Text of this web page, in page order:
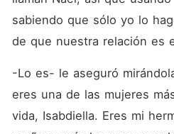
sabiendo que sólo yo lo
de que nuestra relación es
-Lo es- le aseguró
eres una de las mujeres
vida, Isabdiella. Eres mi